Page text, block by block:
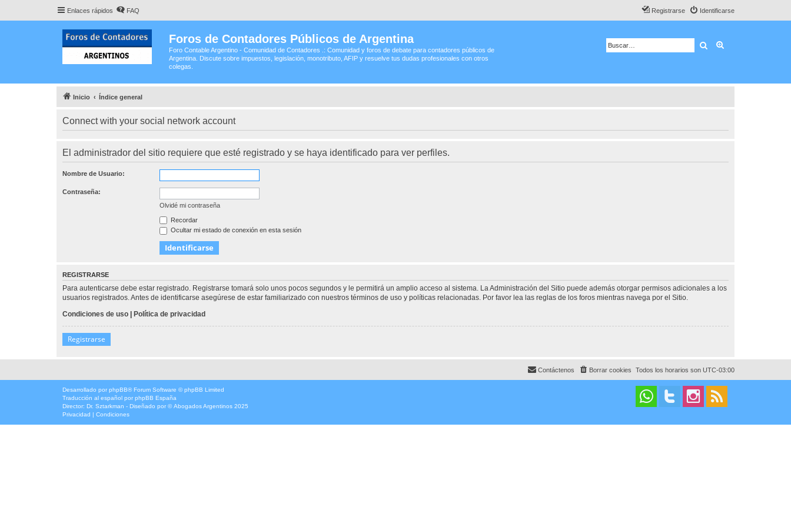
Enlaces rápidos FAQ Identificarse
Registrarse
Foros de Contadores Públicos de Argentina
Foro Contable Argentino - Comunidad de Contadores .: Comunidad y foros de debate para contadores públicos de
Argentina. Discute sobre impuestos, legislación, monotributo, AFIP y resuelve tus dudas profesionales con otros
colegas.
Buscar
Inicio Índice general
Connect with your social network account
El administrador del sitio requiere que esté registrado y se haya identificado para ver perfiles.
Nombre de Usuario:
Contraseña:
Olvidé mi contraseña
Recordar
Ocultar mi estado de conexión en esta sesión
REGISTRARSE
Para autenticarse debe estar registrado. Registrarse tomará solo unos pocos segundos y le permitirá un amplio acceso al sistema. La Administración del Sitio puede además otorgar permisos adicionales a los
usuarios registrados. Antes de identificarse asegúrese de estar familiarizado con nuestros términos de uso y políticas relacionadas. Por favor lea las reglas de los foros mientras navega por el Sitio.
Condiciones de uso
Política de privacidad
Registrarse
Todos los horarios son UTC-03:00
Borrar cookies
Contáctenos
Desarrollado por phpBB® Forum Software © phpBB Limited
Traducción al español por phpBB España
Director: Dr. Sztarkman - Diseñado por ©Abogados Argentinos 2025
Privacidad | Condiciones